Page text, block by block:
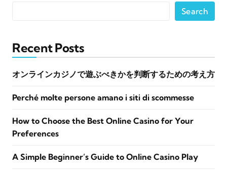
Search
Recent Posts
オンラインカジノで遊ぶべきかを判断するための考え方
Perché molte persone amano i siti di scommesse
How to Choose the Best Online Casino for Your
Preferences
A Simple Beginner’s Guide to Online Casino Play